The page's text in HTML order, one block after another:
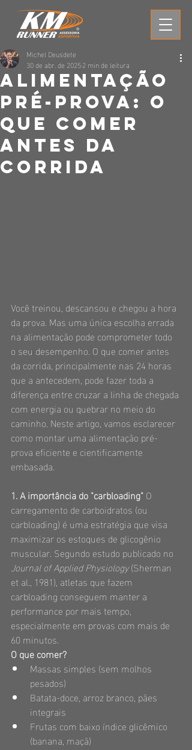
Alimentação
Pré-Prova: O
Que Comer
Antes da
Corrida
Michel Deusdete
30 de abr. de 20252 min de leitura
Você treinou, descansou e chegou a hora
da prova. Mas uma única escolha errada
na alimentação pode comprometer todo
o seu desempenho. O que comer antes
da corrida, principalmente nas 24 horas
que a antecedem, pode fazer toda a
diferença entre cruzar a linha de chegada
com energia ou quebrar no meio do
caminho. Neste artigo, vamos esclarecer
como montar uma alimentação pré-
prova eficiente e cientificamente
embasada.
1. A importância do "carbloading" O
carregamento de carboidratos (ou
carbloading) é uma estratégia que visa
maximizar os estoques de glicogênio
muscular. Segundo estudo publicado no
Journal of Applied Physiology (Sherman
et al., 1981), atletas que fazem
carbloading conseguem manter a
performance por mais tempo,
especialmente em provas com mais de
60 minutos.
O que comer?
Massas simples (sem molhos
pesados)
Batata-doce, arroz branco, pães
integrais
Frutas com baixo índice glicêmico
(banana, maçã)